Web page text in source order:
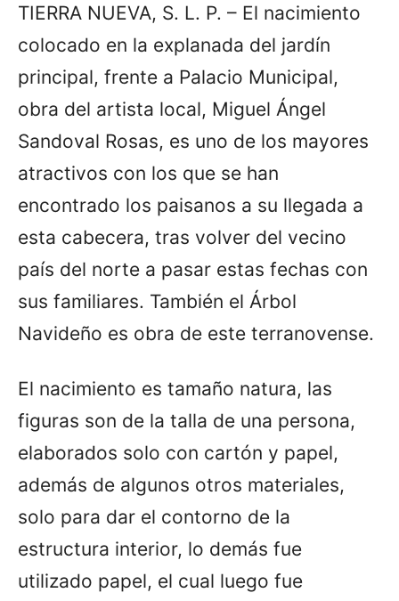
TIERRA NUEVA, S. L. P. – El nacimiento
colocado en la explanada del jardín
principal, frente a Palacio Municipal,
obra del artista local, Miguel Ángel
Sandoval Rosas, es uno de los mayores
atractivos con los que se han
encontrado los paisanos a su llegada a
esta cabecera, tras volver del vecino
país del norte a pasar estas fechas con
sus familiares. También el Árbol
Navideño es obra de este terranovense.
El nacimiento es tamaño natura, las
figuras son de la talla de una persona,
elaborados solo con cartón y papel,
además de algunos otros materiales,
solo para dar el contorno de la
estructura interior, lo demás fue
utilizado papel, el cual luego fue